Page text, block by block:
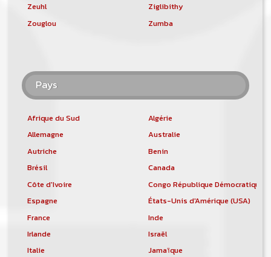
Zeuhl
Ziglibithy
Zouglou
Zumba
Pays
Afrique du Sud
Algérie
Allemagne
Australie
Autriche
Benin
Brésil
Canada
Côte d'Ivoire
Congo République Démocratique
Espagne
États-Unis d'Amérique (USA)
France
Inde
Irlande
Israël
Italie
Jamaïque